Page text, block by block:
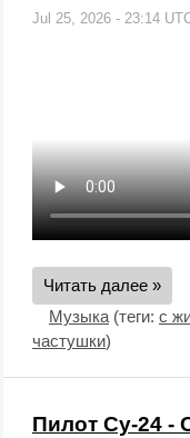
Jul 25, 2026 - 23:14
Читать далее »
Музыка(теги: с
частушки)
Пилот Су-24 -